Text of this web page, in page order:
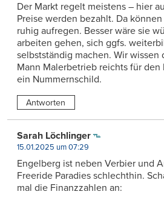
Der Markt regelt meistens – hier
Preise werden bezahlt. Da
ruhig aufregen. Besser wäre sie
arbeiten gehen, sich ggfs.
selbstständig machen. Wir wissen
Mann Malerbetrieb reichts für
ein Nummernschild.
Antworten
Sarah Löchlinger
15.01.2025 um 07:29
Engelberg ist neben Verbier und
Freeride Paradies schlechthin.
mal die Finanzzahlen an: